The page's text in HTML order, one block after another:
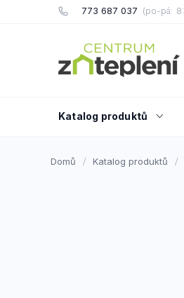
773 687 037
Katalog produktů
Domů Katalog produktů